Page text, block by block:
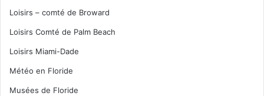
Loisirs – comté de Broward
Loisirs Comté de Palm Beach
Loisirs Miami-Dade
Météo en Floride
Musées de Floride